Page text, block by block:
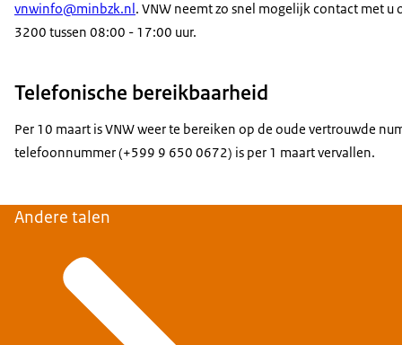
vnwinfo@minbzk.nl . VNW neemt zo snel mogelijk contact met
3200 tussen 08:00 - 17:00 uur.
Telefonische bereikbaarheid
Per 10 maart is VNW weer te bereiken op de oude vertrouwde
telefoonnummer (+599 9 650 0672) is per 1 maart vervallen.
Andere talen